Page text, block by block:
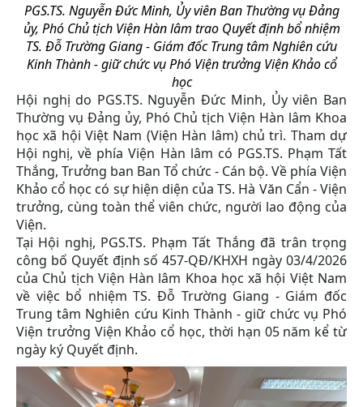
PGS.TS. Nguyễn Đức Minh, Ủy viên Ban Thường vụ Đảng
ủy, Phó Chủ tịch Viện Hàn lâm trao Quyết định bổ nhiệm
TS. Đỗ Trường Giang - Giám đốc Trung tâm Nghiên cứu
Kinh Thành - giữ chức vụ Phó Viện trưởng Viện Khảo cổ
học
Hội nghị do PGS.TS. Nguyễn Đức Minh, Ủy viên Ban
Thường vụ Đảng ủy, Phó Chủ tịch Viện Hàn lâm Khoa
học xã hội Việt Nam (Viện Hàn lâm) chủ trì. Tham dự
Hội nghị, về phía Viện Hàn lâm có PGS.TS. Phạm Tất
Thắng, Trưởng ban Ban Tổ chức - Cán bộ. Về phía Viện
Khảo cổ học có sự hiện diện của TS. Hà Văn Cẩn - Viện
trưởng, cùng toàn thể viên chức, người lao động của
Viện.
Tại Hội nghị, PGS.TS. Phạm Tất Thắng đã trân trọng
công bố Quyết định số 457-QĐ/KHXH ngày 03/4/2026
của Chủ tịch Viện Hàn lâm Khoa học xã hội Việt Nam
về việc bổ nhiệm TS. Đỗ Trường Giang - Giám đốc
Trung tâm Nghiên cứu Kinh Thành - giữ chức vụ Phó
Viện trưởng Viện Khảo cổ học, thời hạn 05 năm kể từ
ngày ký Quyết định.